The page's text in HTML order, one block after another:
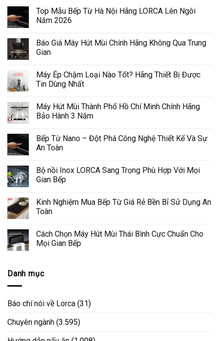
Top Mẫu Bếp Từ Hà Nội Hãng LORCA Lên Ngôi
Năm 2026
Báo Giá Máy Hút Mùi Chính Hãng Không Qua Trung
Gian
Máy Ép Chậm Loại Nào Tốt? Hãng Thiết Bị Được
Tin Dùng Nhất
Máy Hút Mùi Thành Phố Hồ Chí Minh Chính Hãng
Bảo Hành 3 Năm
Bếp Từ Nano – Đột Phá Công Nghệ Thiết Kế Và Sự
An Toàn
Bộ nồi Inox LORCA Sang Trọng Phù Hợp Với Mọi
Gian Bếp
Kinh Nghiệm Mua Bếp Từ Giá Rẻ Bền Bỉ Sử Dụng An
Toàn
Cách Chọn Máy Hút Mùi Thái Bình Cực Chuẩn Cho
Mọi Gian Bếp
Danh mục
Báo chí nói về Lorca (31)
Chuyên ngành (3.595)